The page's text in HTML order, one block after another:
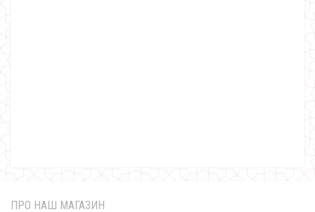
ПРО НАШ МАГАЗИН